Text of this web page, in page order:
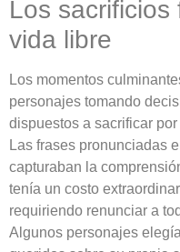
Los
vida libre
Los momentos
personajes tomando
dispuestos a sacrificar
Las frases pronunciadas
capturaban la
tenía un costo
requiriendo renunciar a
Algunos personajes